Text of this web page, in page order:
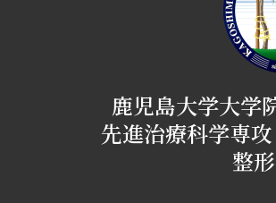
鹿児島大学大学
先進治療科学専
整